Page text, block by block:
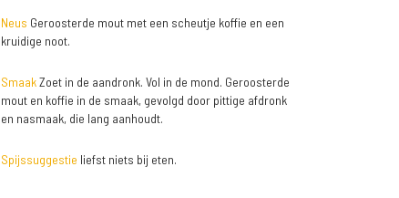
Neus Geroosterde mout met een scheutje koffie en een
kruidige noot.
SmaakZoet in de aandronk. Vol in de mond. Geroosterde
mout en koffie in de smaak, gevolgd door pittige afdronk
en nasmaak, die lang aanhoudt.
Spijssuggestie liefst niets bij eten.